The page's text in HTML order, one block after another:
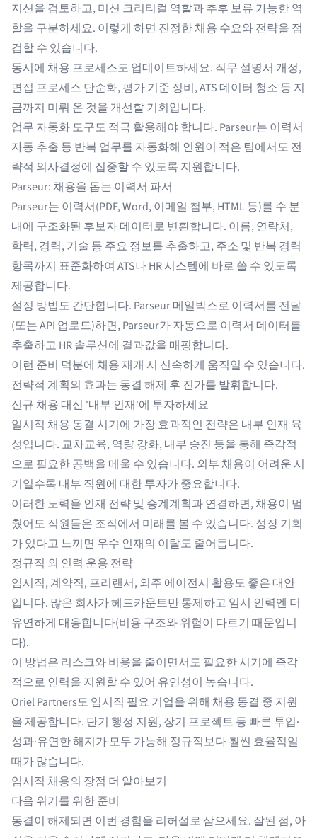
지션을 검토하고, 미션 크리티컬 역할과 추후 보류 가능한 역
할을 구분하세요. 이렇게 하면 진정한 채용 수요와 전략을 점
검할 수 있습니다.
동시에 채용 프로세스도 업데이트하세요. 직무 설명서 개정,
면접 프로세스 단순화, 평가 기준 정비, ATS 데이터 청소 등 지
금까지 미뤄 온 것을 개선할 기회입니다.
업무 자동화 도구도 적극 활용해야 합니다. Parseur는 이력서
자동 추출 등 반복 업무를 자동화해 인원이 적은 팀에서도 전
략적 의사결정에 집중할 수 있도록 지원합니다.
Parseur: 채용을 돕는 이력서 파서
Parseur는 이력서(PDF, Word, 이메일 첨부, HTML 등)를 수 분
내에 구조화된 후보자 데이터로 변환합니다. 이름, 연락처,
학력, 경력, 기술 등 주요 정보를 추출하고, 주소 및 반복 경력
항목까지 표준화하여 ATS나 HR 시스템에 바로 쓸 수 있도록
제공합니다.
설정 방법도 간단합니다. Parseur 메일박스로 이력서를 전달
(또는 API 업로드)하면, Parseur가 자동으로 이력서 데이터를
추출하고 HR 솔루션에 결과값을 매핑합니다.
이런 준비 덕분에 채용 재개 시 신속하게 움직일 수 있습니다.
전략적 계획의 효과는 동결 해제 후 진가를 발휘합니다.
신규 채용 대신 '내부 인재'에 투자하세요
일시적 채용 동결 시기에 가장 효과적인 전략은 내부 인재 육
성입니다. 교차교육, 역량 강화, 내부 승진 등을 통해 즉각적
으로 필요한 공백을 메울 수 있습니다. 외부 채용이 어려운 시
기일수록 내부 직원에 대한 투자가 중요합니다.
이러한 노력을 인재 전략 및 승계계획과 연결하면, 채용이 멈
췄어도 직원들은 조직에서 미래를 볼 수 있습니다. 성장 기회
가 있다고 느끼면 우수 인재의 이탈도 줄어듭니다.
정규직 외 인력 운용 전략
임시직, 계약직, 프리랜서, 외주 에이전시 활용도 좋은 대안
입니다. 많은 회사가 헤드카운트만 통제하고 임시 인력엔 더
유연하게 대응합니다(비용 구조와 위험이 다르기 때문입니
다).
이 방법은 리스크와 비용을 줄이면서도 필요한 시기에 즉각
적으로 인력을 지원할 수 있어 유연성이 높습니다.
Oriel Partners도 임시직 필요 기업을 위해 채용 동결 중 지원
을 제공합니다. 단기 행정 지원, 장기 프로젝트 등 빠른 투입·
성과·유연한 해지가 모두 가능해 정규직보다 훨씬 효율적일
때가 많습니다.
임시직 채용의 장점 더 알아보기
다음 위기를 위한 준비
동결이 해제되면 이번 경험을 리허설로 삼으세요. 잘된 점, 아